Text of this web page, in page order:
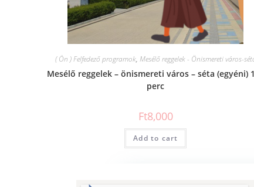
( Ön ) Felfedező programok, Mesélő reggelek - Önismereti város-
Mesélő reggelek – önismereti város – séta (egyéni)
perc
Ft8,000
Add to cart